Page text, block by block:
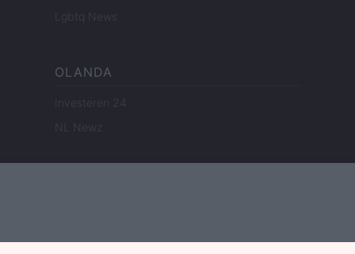
Lgbtq News
OLANDA
Investeren 24
NL Newz